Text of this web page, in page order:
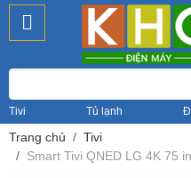
Tivi Tủ lạnh
Trang chủ
Tivi
Smart Tivi QNED LG 4K 75